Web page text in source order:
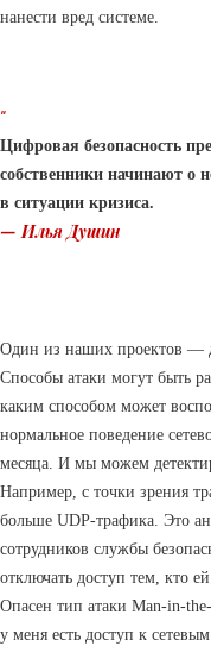
нанести вред системе.
“
Цифровая безопасность
собственники начинают о
в ситуации кризиса.
— Илья Душин
Один из наших проектов —
Способы атаки могут быть
каким способом может
нормальное поведение
месяца. И мы можем
Например, с точки зрения
больше UDP-трафика. Это
сотрудников службы
отключать доступ тем, кто
Опасен тип атаки Man-in-
у меня есть доступ к